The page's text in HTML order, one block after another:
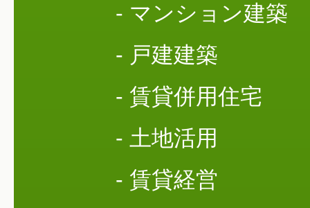
- マンション建築
- 戸建建築
- 賃貸併用住宅
- 土地活用
- 賃貸経営